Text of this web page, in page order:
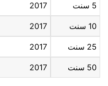
5 سنت 2017
10 سنت 2017
25 سنت 2017
50 سنت 2017